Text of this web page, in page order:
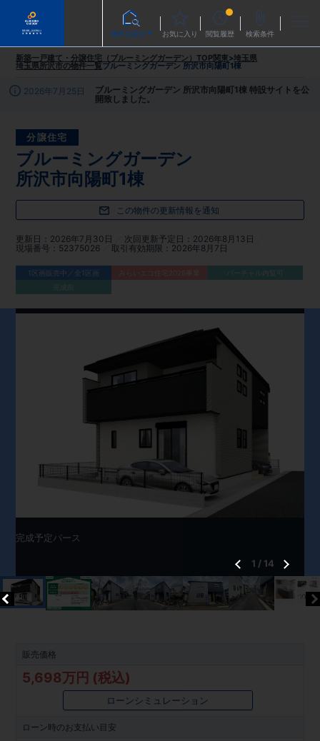
物件を探す お気に入り 閲覧履歴 検索条件
新築一戸建て・分譲住宅（ブルーミングガーデン）TOP関東>埼玉県
埼玉県所沢市の物件一覧ブルーミングガーデン 所沢市向陽町1棟
2026年7月25日
ブルーミングガーデン 所沢市向陽町1棟 特設サイトを公
開致しました。
分譲住宅
ブルーミングガーデン
所沢市向陽町1棟
この物件の更新情報を通知
更新日 2026年7月30日 次回更新予定日
2026年8月13日
現場番号
52375026 取引有効期限 2026年8月7日
1区画販売中／全1区画
バーチャル内覧可
完成前
販売価格
5,698万円 (税込)
ローンシミュレーション
ローン時のお支払い目安
完成予定パース
1 / 14